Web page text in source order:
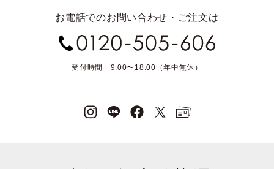
お電話でのお問い合わせ・ご注文は
受付時間 9:00〜18:00（年中無休）